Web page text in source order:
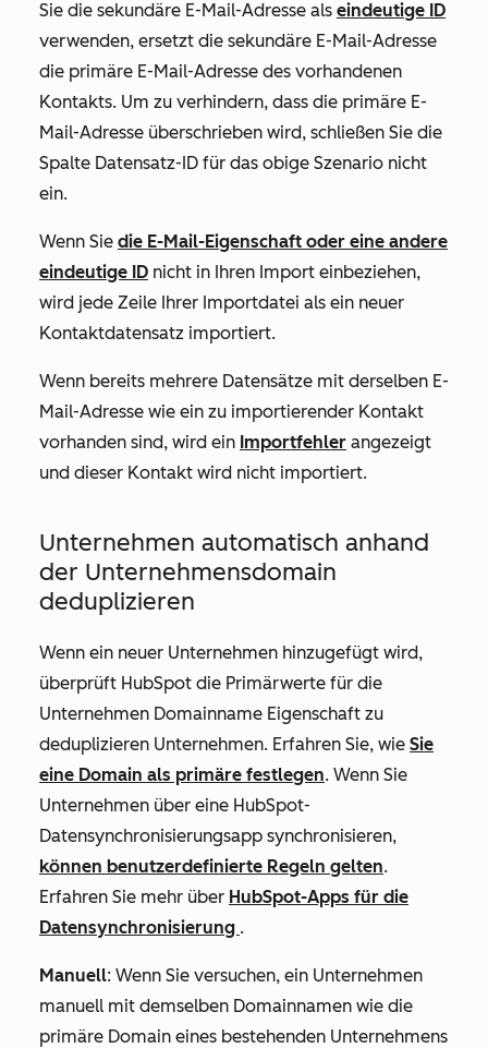
Sie die sekundäre E-Mail-Adresse als eindeutige ID
verwenden, ersetzt die sekundäre E-Mail-Adresse
die primäre E-Mail-Adresse des vorhandenen
Kontakts. Um zu verhindern, dass die primäre E-
Mail-Adresse überschrieben wird, schließen Sie die
Spalte Datensatz-ID für das obige Szenario nicht
ein.
Wenn Sie die E-Mail-Eigenschaft oder eine andere
eindeutige ID nicht in Ihren Import einbeziehen,
wird jede Zeile Ihrer Importdatei als ein neuer
Kontaktdatensatz importiert.
Wenn bereits mehrere Datensätze mit derselben E-
Mail-Adresse wie ein zu importierender Kontakt
vorhanden sind, wird ein Importfehler angezeigt
und dieser Kontakt wird nicht importiert.
Unternehmen automatisch anhand
der Unternehmensdomain
deduplizieren
Wenn ein neuer Unternehmen hinzugefügt wird,
überprüft HubSpot die Primärwerte für die
Unternehmen Domainname Eigenschaft zu
deduplizieren Unternehmen. Erfahren Sie, wie Sie
eine Domain als primäre festlegen. Wenn Sie
Unternehmen über eine HubSpot-
Datensynchronisierungsapp synchronisieren,
können benutzerdefinierte Regeln gelten.
Erfahren Sie mehr über HubSpot-Apps für die
Datensynchronisierung .
Manuell: Wenn Sie versuchen, ein Unternehmen
manuell mit demselben Domainnamen wie die
primäre Domain eines bestehenden Unternehmens